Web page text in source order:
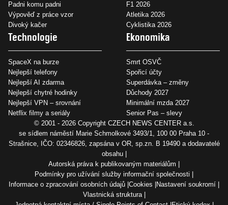
Padni komu padni
Výpověď z práce vzor
Divoký kačer
F1 2026
Atletika 2026
Cyklistika 2026
Technologie
SpaceX na burze
Nejlepší telefony
Nejlepší AI zdarma
Nejlepší chytré hodinky
Nejlepší VPN – srovnání
Netflix filmy a seriály
Ekonomika
Smrt OSVČ
Spořicí účty
Superdávka – změny
Důchody 2027
Minimální mzda 2027
Senior Pas – slevy
© 2001 - 2026 Copyright CZECH NEWS CENTER a.s.
se sídlem náměstí Marie Schmolkové 3493/1, 100 00 Praha 10 -
Strašnice, IČO: 02346826, zapsána v OR, sp.zn. B 19490 a dodavatelé
obsahu
Autorská práva k publikovaným materiálům
Podmínky pro užívání služby informační společnosti
Informace o zpracování osobních údajů Cookies
Nastavení soukromí
Vlastnická struktura